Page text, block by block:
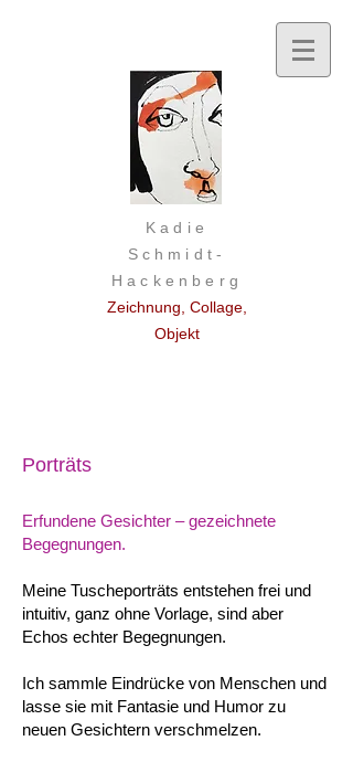
Kadie
Schmidt-
Hackenberg
Zeichnung, Collage,
Objekt
Porträts
Erfundene Gesichter – gezeichnete
Begegnungen.
Meine Tuscheporträts entstehen frei und
intuitiv, ganz ohne Vorlage, sind aber
Echos echter Begegnungen.
Ich sammle Eindrücke von Menschen und
lasse sie mit Fantasie und Humor zu
neuen Gesichtern verschmelzen.